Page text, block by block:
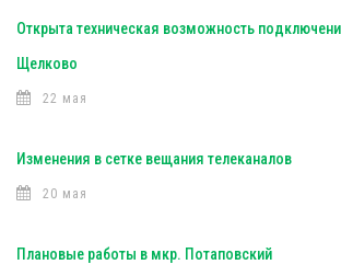
Открыта техническая возможность
Щелково
22 мая
Изменения в сетке вещания телеканалов
20 мая
Плановые работы в мкр. Потаповский